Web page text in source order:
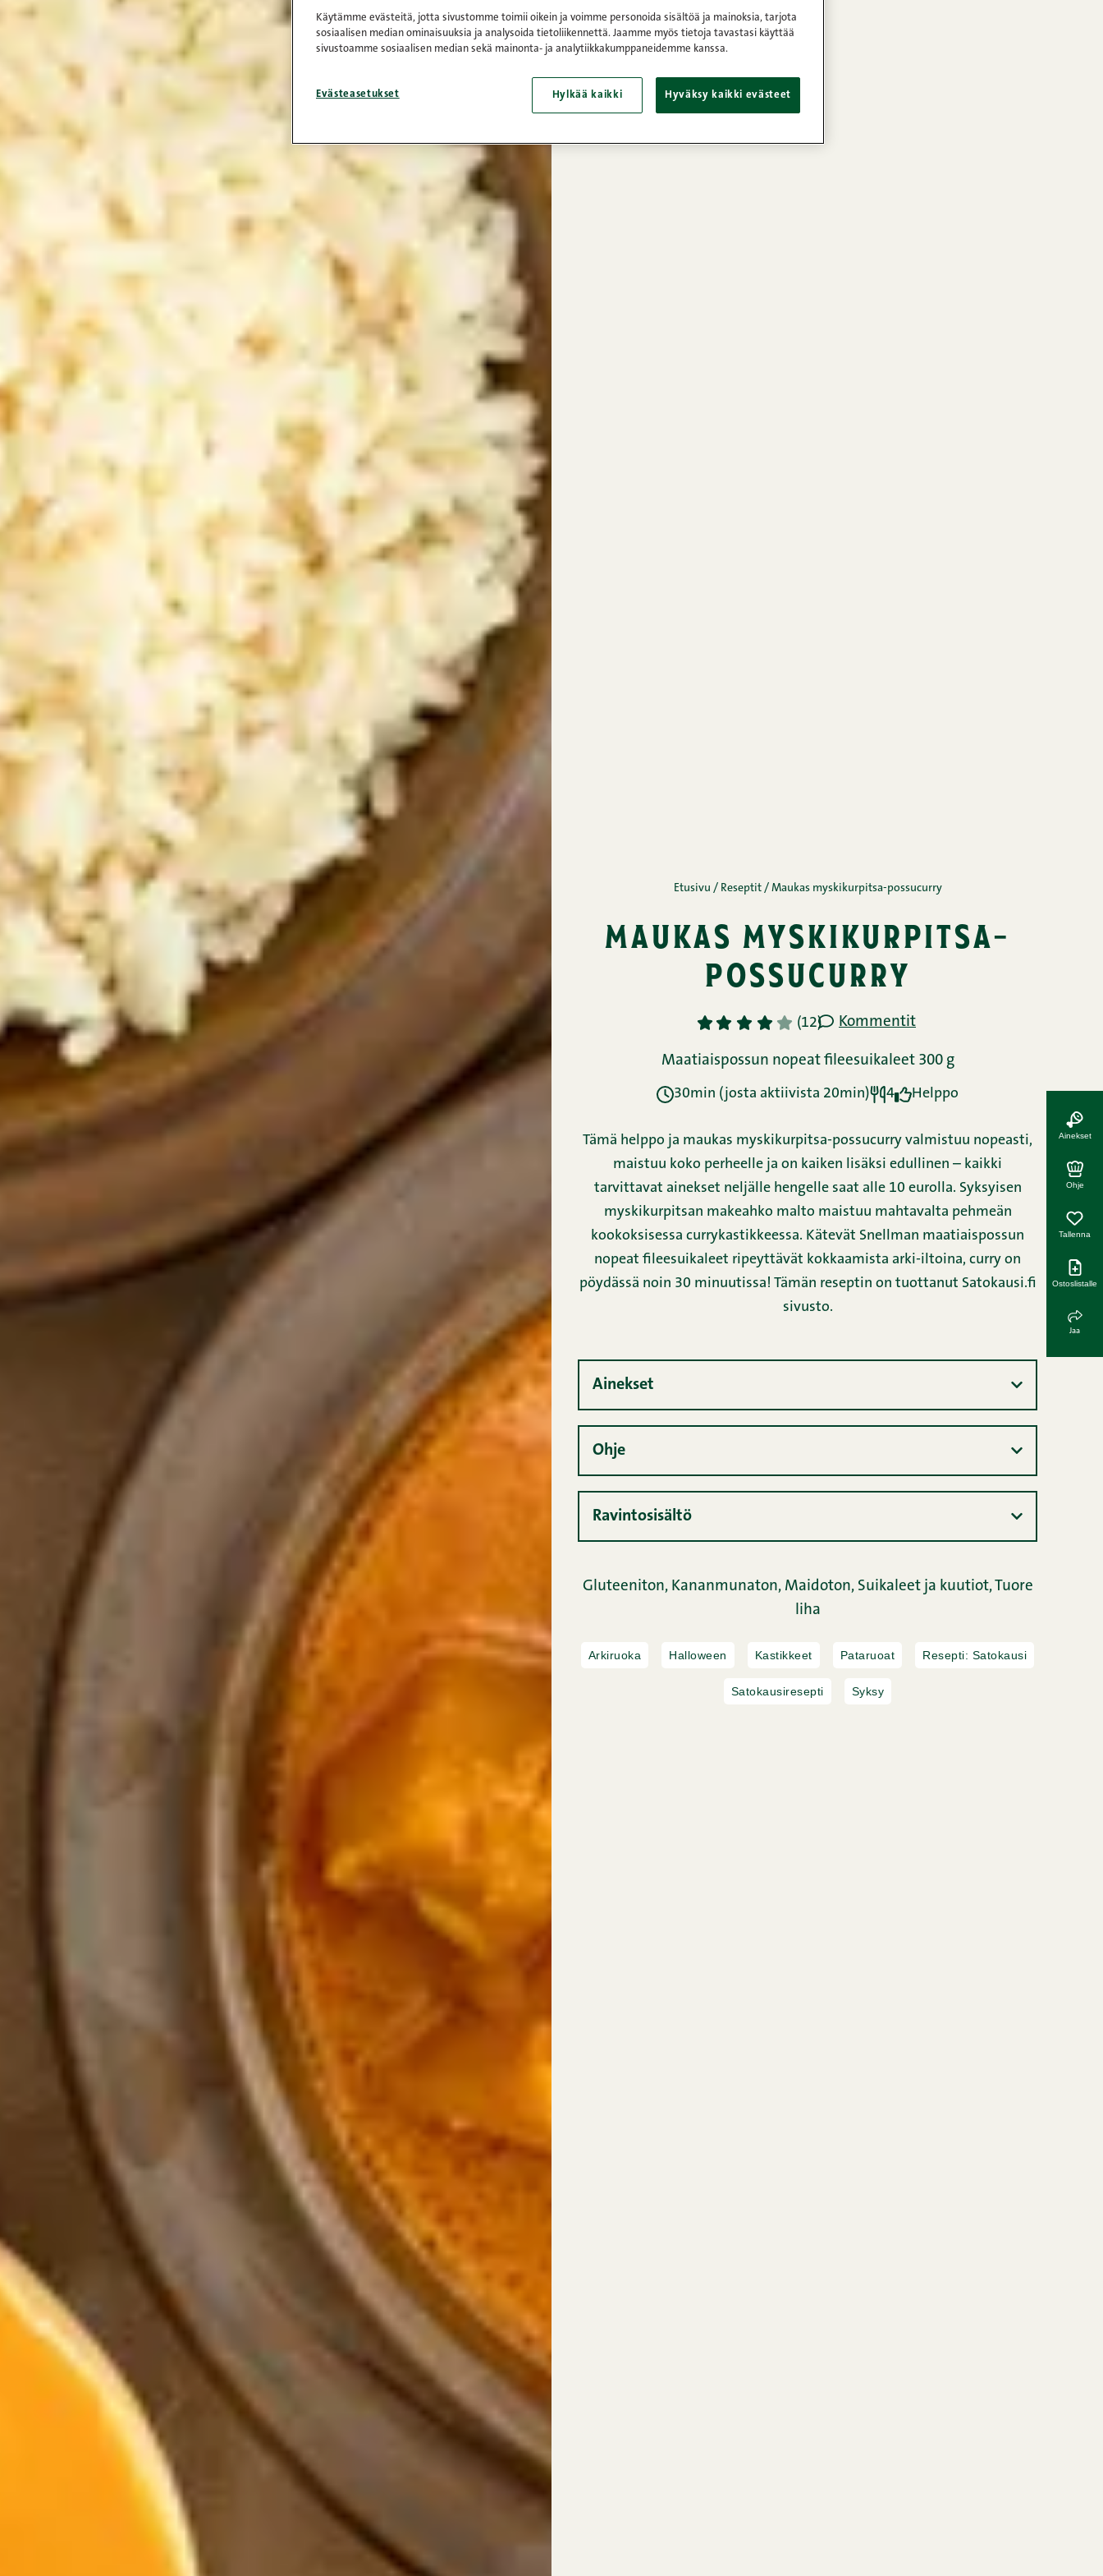
Etusivu / Reseptit / Maukas myskikurpitsa-possucurry
maukas myskikurpitsa-
possucurry
1 2 3 4 5 (12) Kommentit
Maatiaispossun nopeat fileesuikaleet 300 g
30min (josta aktiivista 20min) 4 Helppo
Tämä helppo ja maukas myskikurpitsa-possucurry valmistuu nopeasti,
maistuu koko perheelle ja on kaiken lisäksi edullinen – kaikki
tarvittavat ainekset neljälle hengelle saat alle 10 eurolla. Syksyisen
myskikurpitsan makeahko malto maistuu mahtavalta pehmeän
kookoksisessa currykastikkeessa. Kätevät Snellman maatiaispossun
nopeat fileesuikaleet ripeyttävät kokkaamista arki-iltoina, curry on
pöydässä noin 30 minuutissa! Tämän reseptin on tuottanut Satokausi.fi
sivusto.
Ainekset
Ohje
Ravintosisältö
Gluteeniton, Kananmunaton, Maidoton, Suikaleet ja kuutiot,Tuore
liha
Arkiruoka Halloween Kastikkeet Pataruoat Resepti: Satokausi
Satokausiresepti Syksy
Ainekset
Ohje
Tallenna
Ostoslistalle
Jaa
Käytämme evästeitä, jotta sivustomme toimii oikein ja voimme personoida sisältöä ja mainoksia, tarjota
sosiaalisen median ominaisuuksia ja analysoida tietoliikennettä. Jaamme myös tietoja tavastasi käyttää
sivustoamme sosiaalisen median sekä mainonta- ja analytiikkakumppaneidemme kanssa.
Evästeasetukset Hylkää kaikki Hyväksy kaikki evästeet